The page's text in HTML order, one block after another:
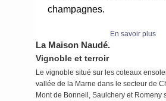
champagnes.
En savoir plus
La Maison Naudé.
Vignoble et terroir
Le vignoble situé sur les coteaux
vallée de la Marne dans le secteur de
Mont de Bonneil, Saulchery et Romeny